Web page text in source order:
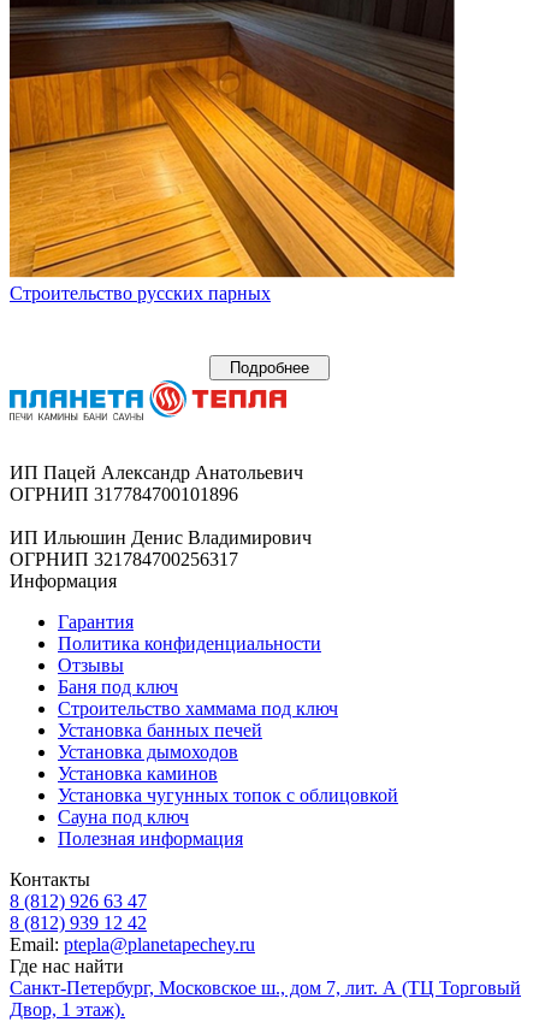
Строительство русских парных
Подробнее
ИП Пацей Александр Анатольевич
ОГРНИП 317784700101896
ИП Ильюшин Денис Владимирович
ОГРНИП 321784700256317
Информация
Гарантия
Политика конфиденциальности
Отзывы
Баня под ключ
Строительство хаммама под ключ
Установка банных печей
Установка дымоходов
Установка каминов
Установка чугунных топок с облицовкой
Сауна под ключ
Полезная информация
Контакты
8 (812) 926 63 47
8 (812) 939 12 42
Email: ptepla@planetapechey.ru
Где нас найти
Санкт-Петербург, Московское ш., дом 7, лит. А (ТЦ Торговый
Двор, 1 этаж).